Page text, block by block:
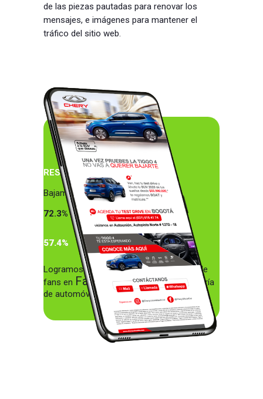
de las piezas pautadas para renovar los
mensajes, e imágenes para mantener el
tráfico del sitio web.
RESULTADOS:
Bajamos el rebote de
72.3% a
57.4%
Logramos ser los primeros en cantidad de
fans en Facebookdentro de la categoría
de automóviles chinos en Colombia.